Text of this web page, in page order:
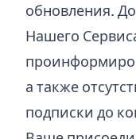
обновления.
Нашего
а также
подписки до